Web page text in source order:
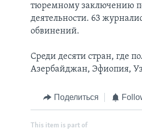
тюремному заключению
деятельности. 63
обвинений.
Среди десяти стран, где
Азербайджан, Эфиопия,
Поделиться
This item is part of